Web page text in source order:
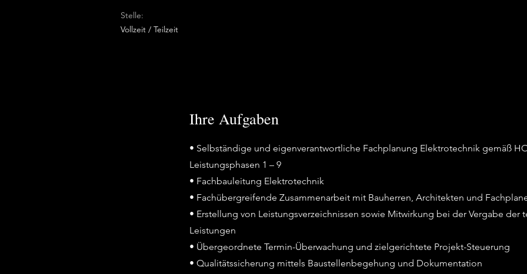
Stelle:
Vollzeit / Teilzeit
Ihre Aufgaben
• Selbständige und eigenverantwortliche Fachplanung Elektrotechnik gemäß
Leistungsphasen 1 – 9
• Fachbauleitung Elektrotechnik
• Fachübergreifende Zusammenarbeit mit Bauherren, Architekten und
• Erstellung von Leistungsverzeichnissen sowie Mitwirkung bei der Vergabe der
Leistungen
• Übergeordnete Termin-Überwachung und zielgerichtete Projekt-Steuerung
• Qualitätssicherung mittels Baustellenbegehung und Dokumentation